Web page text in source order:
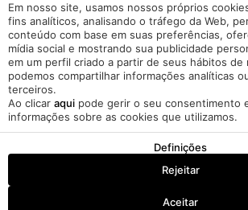
Reservar
Aviso Legal
Política de Cookies
Gerir Cookies
Livro de Reclamações
Em nosso site, usamos nossos próprios
fins analíticos, analisando o tráfego da Web,
conteúdo com base em suas preferências,
mídia social e mostrando sua publicidade
em um perfil criado a partir de seus hábitos de
podemos compartilhar informações analíticas
terceiros.
Ao clicar aqui pode gerir o seu consentimento
informações sobre as cookies que utilizamos.
Definições
Rejeitar
Aceitar